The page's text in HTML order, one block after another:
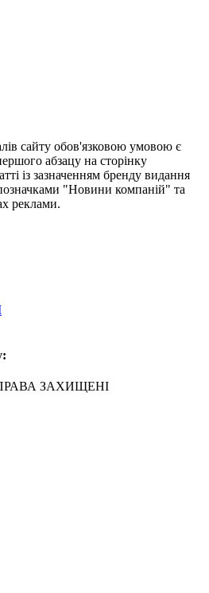
сайту обов'язковою умовою є
абзацу на сторінку
із зазначенням бренду видання
"Новини компаній" та
реклами.
ПРАВА ЗАХИЩЕНІ